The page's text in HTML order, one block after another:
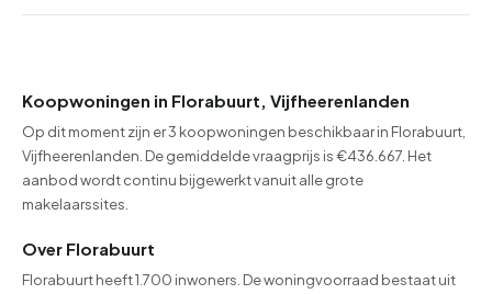
Koopwoningen in Florabuurt, Vijfheerenlanden
Op dit moment zijn er 3 koopwoningen beschikbaar in Florabuurt,
Vijfheerenlanden. De gemiddelde vraagprijs is €436.667. Het
aanbod wordt continu bijgewerkt vanuit alle grote
makelaarssites.
Over Florabuurt
Florabuurt heeft 1.700 inwoners. De woningvoorraad bestaat uit